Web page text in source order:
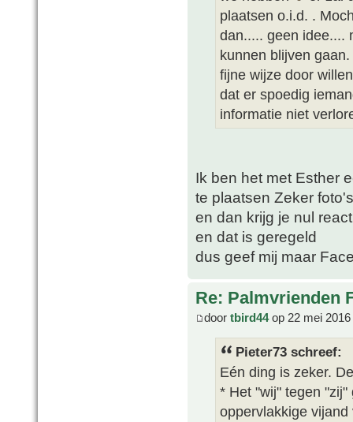
plaatsen o.i.d. .
dan..... geen idee....
kunnen blijven
fijne wijze door
dat er spoedig
informatie niet
Ik ben het met Esther
te plaatsen Zeker
en dan krijg je nul
en dat is geregeld
dus geef mij maar
Re: Palmvrienden
door tbird44op 22 mei 2016
Pieter73 schreef:
Eén ding is zeker.
* Het "wij" tegen
oppervlakkige